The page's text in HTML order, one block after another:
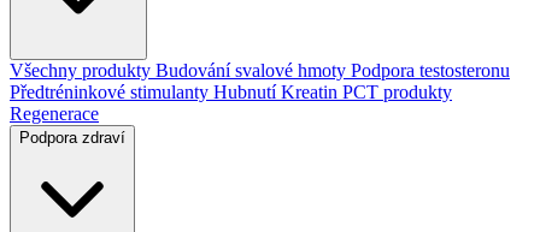
Všechny produkty Budování svalové hmoty Podpora testosteronu
Předtréninkové stimulanty HubnutíKreatin PCT produkty
Regenerace
Podpora zdraví